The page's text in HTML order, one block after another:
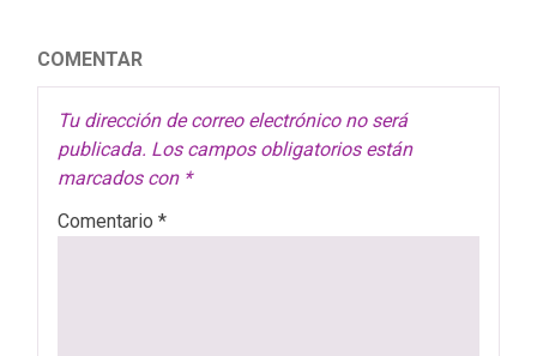
COMENTAR
Tu dirección de correo electrónico no será
publicada. Los campos obligatorios están
marcados con *
Comentario *